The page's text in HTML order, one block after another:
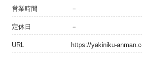
営業時間 －
定休日 －
URL https://yakiniku-